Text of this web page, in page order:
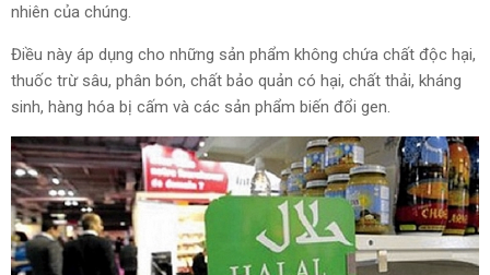
nhiên của chúng.
Điều này áp dụng cho những sản phẩm không chứa chất độc hại,
thuốc trừ sâu, phân bón, chất bảo quản có hại, chất thải, kháng
sinh, hàng hóa bị cấm và các sản phẩm biến đổi gen.